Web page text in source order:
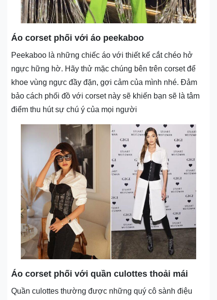
Áo corset phối với áo peekaboo
Peekaboo là những chiếc áo với thiết kế cắt chéo hở
ngực hững hờ. Hãy thử mặc chúng bên trên corset để
khoe vùng ngực đầy đặn, gợi cảm của mình nhé. Đảm
bảo cách phối đồ với corset này sẽ khiến bạn sẽ là tâm
điểm thu hút sự chú ý của mọi người
Áo corset phối với quần culottes thoải mái
Quần culottes thường được những quý cô sành điệu